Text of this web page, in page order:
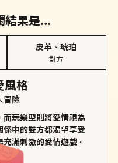
結果是...
皮革、琥珀
對方
風格
冒險
而玩樂型則將愛情視為
係中的雙方都渴望享受
滿刺激的愛情遊戲。